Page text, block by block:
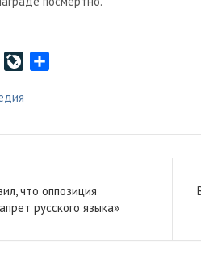
M
J
r
n
а
т
ь
что оппозиция
русского языка»